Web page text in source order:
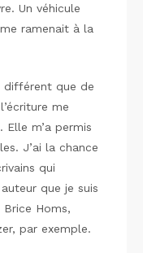
Un véhicule
ramenait à la
différent que de
me
Elle m’a permis
J’ai la chance
qui
que je suis
Brice Homs,
par exemple.